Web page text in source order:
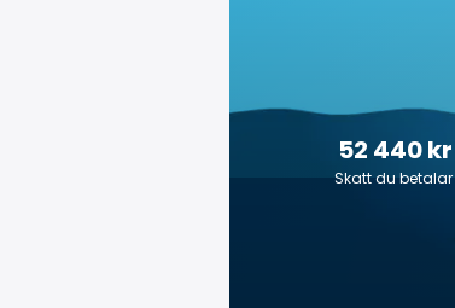
52 440 kr
Skatt du betalar